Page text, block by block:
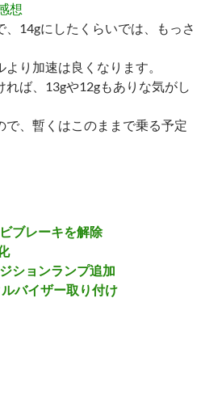
想
14gにしたくらいでは、もっさ
り加速は良くなります。
ば、13gや12gもありな気がし
で、暫くはこのままで乗る予定
ブレーキを解除
ションランプ追加
バイザー取り付け